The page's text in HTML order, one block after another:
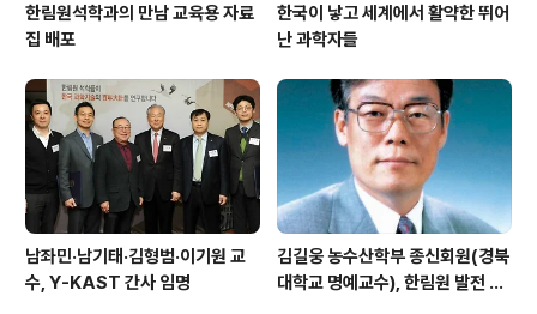
한림원석학과의 만남 교육용 자료
집 배포
한국이 낳고 세계에서 활약한 뛰어
난 과학자들
남좌민·남기태·김형범·이기원 교
수, Y-KAST 간사 임명
김길웅 농수산학부 종신회원(경북
대학교 명예교수), 한림원 발전 위